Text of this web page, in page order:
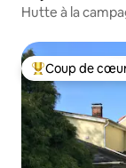
Hutte à la
Coups de cœur
Coup de